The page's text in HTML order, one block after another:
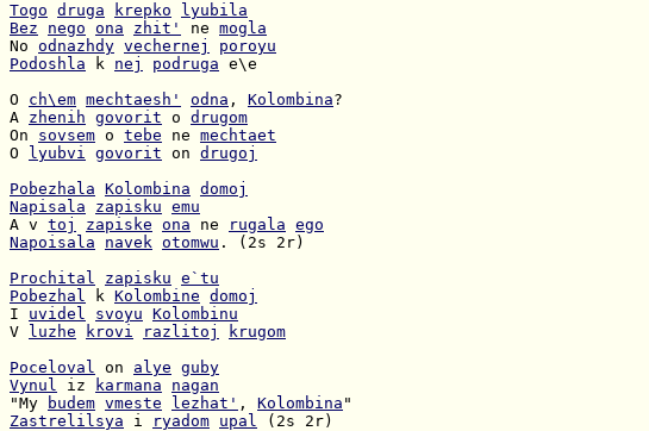
Togo druga krepko
lyubila
Bez
nego ona zhit' ne mogla
No odnazhdy vechernej
poroyu
Podoshla k nej podruga e\e
O ch\em mechtaesh' odna , Kolombina
A zhenih govorit o drugom
On sovsem o tebe ne mechtaet
O
lyubvi govorit on drugoj
Pobezhala Kolombina domoj
Napisala
zapisku emu
A v toj zapiske ona ne rugala ego
Napoisala
navek otomwu . (2s 2r)
Prochital
zapisku e`tu
Pobezhal k Kolombine domoj
I uvidel svoyu Kolombinu
V
luzhe krovi razlitoj
krugom
Poceloval on alye guby
Vynul iz karmana
nagan
"My
budem vmeste lezhat' , Kolombina
Zastrelilsya i ryadom upal (2s 2r)